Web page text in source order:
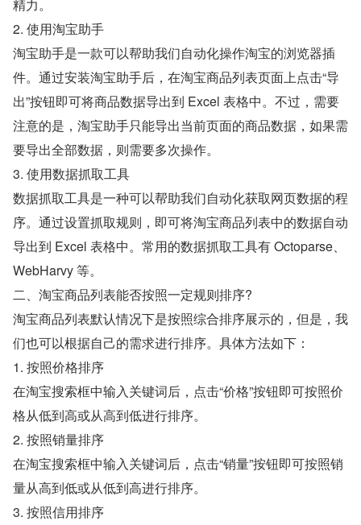
精力。
2. 使用淘宝助手
淘宝助手是一款可以帮助我们自动化操作淘宝的浏览器插
件。通过安装淘宝助手后，在淘宝商品列表页面上点击“导
出”按钮即可将商品数据导出到 Excel 表格中。不过，需要
注意的是，淘宝助手只能导出当前页面的商品数据，如果需
要导出全部数据，则需要多次操作。
3. 使用数据抓取工具
数据抓取工具是一种可以帮助我们自动化获取网页数据的程
序。通过设置抓取规则，即可将淘宝商品列表中的数据自动
导出到 Excel 表格中。常用的数据抓取工具有 Octoparse、
WebHarvy 等。
二、淘宝商品列表能否按照一定规则排序?
淘宝商品列表默认情况下是按照综合排序展示的，但是，我
们也可以根据自己的需求进行排序。具体方法如下：
1. 按照价格排序
在淘宝搜索框中输入关键词后，点击“价格”按钮即可按照价
格从低到高或从高到低进行排序。
2. 按照销量排序
在淘宝搜索框中输入关键词后，点击“销量”按钮即可按照销
量从高到低或从低到高进行排序。
3. 按照信用排序